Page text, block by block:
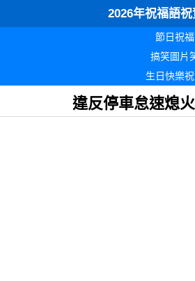
2026年祝福語
節日祝
搞笑圖片
生日快樂
違反停車怠速熄